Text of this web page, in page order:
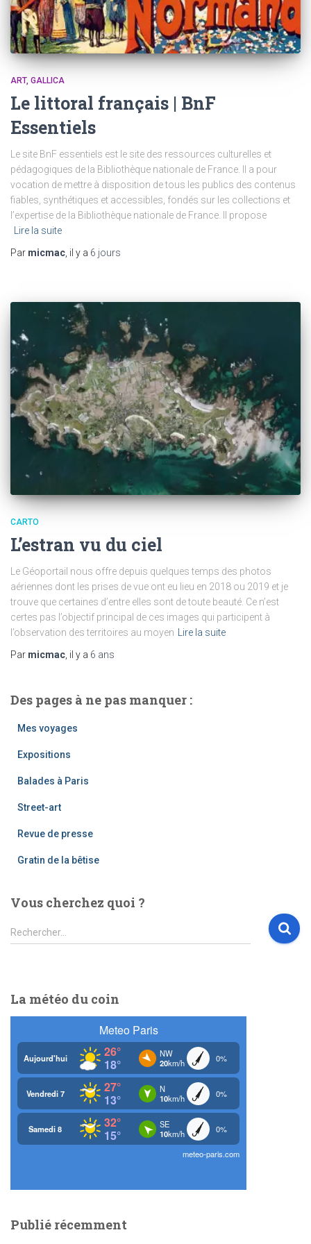
ART GALLICA
Le littoral français | BnF
Essentiels
Le site BnF essentiels est le site des ressources culturelles et
pédagogiques de la Bibliothèque nationale de France. Il a pour
vocation de mettre à disposition de tous les publics des contenus
fiables, synthétiques et accessibles, fondés sur les collections et
l’expertise de la Bibliothèque nationale de France. Il propose
Lire la suite
Par micmac , il y a 6 jours
CARTO
L’estran vu du ciel
Le Géoportail nous offre depuis quelques temps des photos
aériennes dont les prises de vue ont eu lieu en 2018 ou 2019 et je
trouve que certaines d’entre elles sont de toute beauté. Ce n’est
certes pas l’objectif principal de ces images qui participent à
l’observation des territoires au moyen Lire la suite
Par micmac, il y a 6 ans
Des pages à ne pas manquer :
Mes voyages
Expositions
Balades à Paris
Street-art
Revue de presse
Gratin de la bêtise
Vous cherchez quoi ?
R
e
r
c
Rechercher…
La météo du coin
Publié récemment